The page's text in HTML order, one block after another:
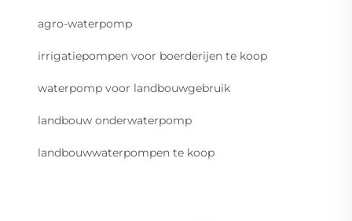
agro-waterpomp
irrigatiepompen voor boerderijen te koop
waterpomp voor landbouwgebruik
landbouw onderwaterpomp
landbouwwaterpompen te koop